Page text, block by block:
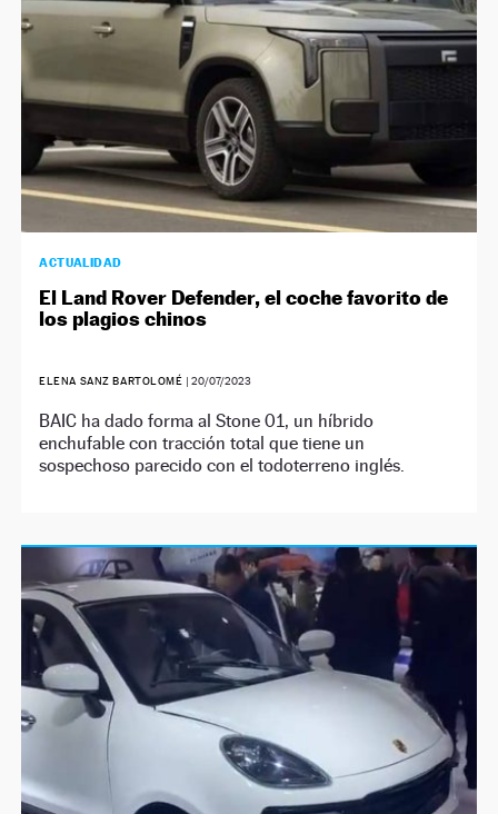
ACTUALIDAD
El Land Rover Defender, el coche favorito de
los plagios chinos
ELENA SANZ BARTOLOMÉ | 20/07/2023
BAIC ha dado forma al Stone 01, un híbrido
enchufable con tracción total que tiene un
sospechoso parecido con el todoterreno inglés.